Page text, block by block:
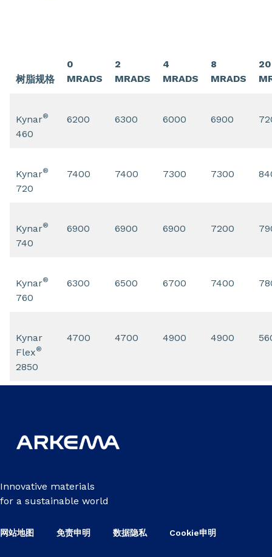
树脂规格
0
MRADS
2
MRADS
4
MRADS
8
MRADS
20
Kynar®
460
6200 6300 6000 6900
Kynar®
720
7400 7400 7300 7300
Kynar®
740
6900 6900 6900 7200
Kynar®
760
6300 6500 6700 7400
Kynar
Flex®
2850
4700 4700 4900 4900
Innovative materials
for a sustainable world
网站地图 免责申明 数据隐私 Cookie申明